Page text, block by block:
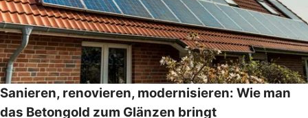
Sanieren, renovieren, modernisieren: Wie man
das Betongold zum Glänzen bringt